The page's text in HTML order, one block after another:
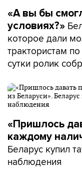
«А вы бы
условиях?»
которое дали
трактористам
сутки ролик
«Пришлось
каждому
Беларус купил
наблюдения